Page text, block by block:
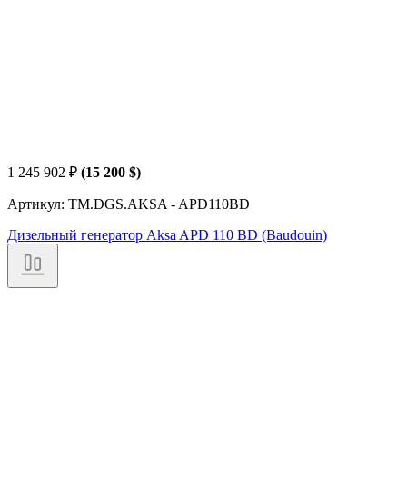
1 245 902 ₽ (15 200 $)
Артикул: TM.DGS.AKSA - APD110BD
Дизельный генератор Aksa APD 110 BD (Baudouin)